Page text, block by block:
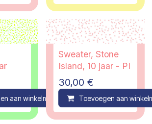
aan winkelmandje Compare
Sweater, Stone
Island, 10 jaar - PI
30,00 €
Toevoegen aan